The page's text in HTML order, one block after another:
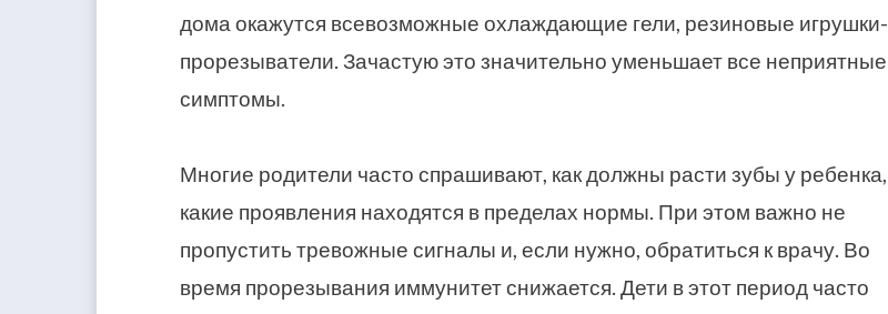
дома окажутся всевозможные охлаждающие гели, резиновые игрушки-
прорезыватели. Зачастую это значительно уменьшает все неприятные
симптомы.
Многие родители часто спрашивают, как должны расти зубы у ребенка,
какие проявления находятся в пределах нормы. При этом важно не
пропустить тревожные сигналы и, если нужно, обратиться к врачу. Во
время прорезывания иммунитет снижается. Дети в этот период часто